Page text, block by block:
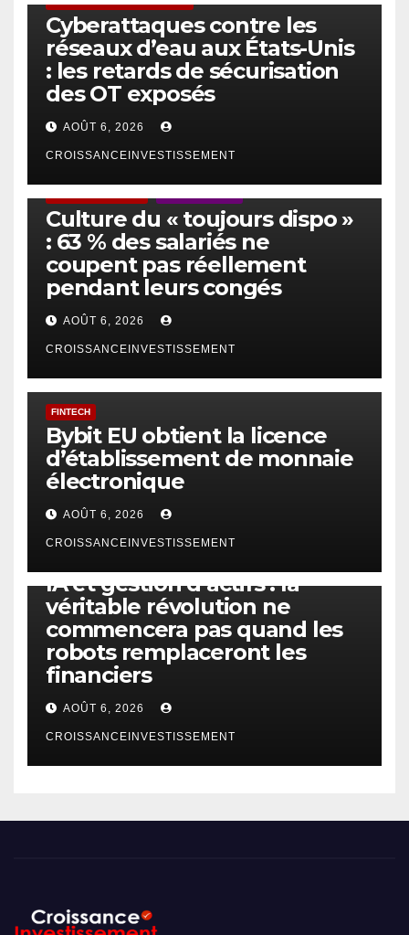
Cyberattaques contre les
réseaux d’eau aux États-Unis
: les retards de sécurisation
des OT exposés
AOÛT 6, 2026
CROISSANCEINVESTISSEMENT
Culture du « toujours dispo »
: 63 % des salariés ne
coupent pas réellement
pendant leurs congés
AOÛT 6, 2026
CROISSANCEINVESTISSEMENT
FINTECH
Bybit EU obtient la licence
d’établissement de monnaie
électronique
AOÛT 6, 2026
CROISSANCEINVESTISSEMENT
IA et gestion d’actifs : la
véritable révolution ne
commencera pas quand les
robots remplaceront les
financiers
AOÛT 6, 2026
CROISSANCEINVESTISSEMENT